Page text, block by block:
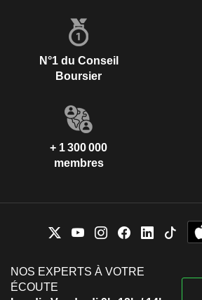
N°1 du Conseil
Boursier
+ 1 300 000
membres
NOS EXPERTS À VOTRE
ÉCOUTE